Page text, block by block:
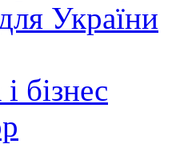
України
бізнес